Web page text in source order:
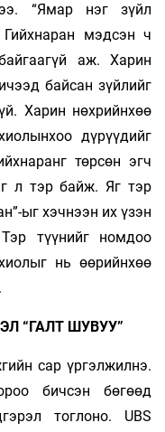
“Ямар нэг зүйл
мэдсэн ч
аж. Харин
байсан зүйлийг
Харин нөхрийнхөө
дүрүүдийг
төрсөн эгч
л тэр байж. Яг тэр
ыг хэчнээн их үзэн
түүнийг номдоо
нь өөрийнхөө
“ГАЛТ ШУВУУ”
сар үргэлжилнэ.
бичсэн бөгөөд
тоглоно. UBS